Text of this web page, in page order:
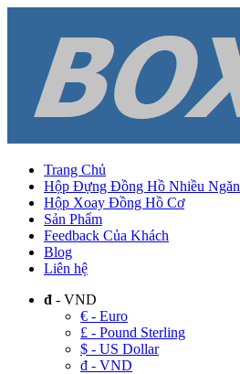
Trang Chủ
Hộp Đựng Đồng Hồ Nhiều Ngăn
Hộp Xoay Đồng Hồ Cơ
Sản Phẩm
Feedback Của Khách
Blog
Liên hệ
đ - VND
€ - Euro
£ - Pound Sterling
$ - US Dollar
đ - VND